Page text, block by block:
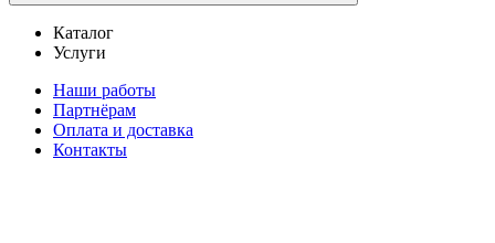
Каталог
Услуги
Наши работы
Партнёрам
Оплата и доставка
Контакты